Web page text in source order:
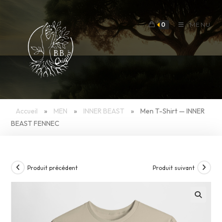
0 MENU
Accueil » MEN » INNER BEAST »
Men T-Shirt — INNER
BEAST FENNEC
Produit précédent Produit suivant